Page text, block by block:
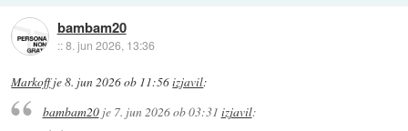
bambam20
::8. jun 2026, 13:36
Markoffje8. jun 2026 ob 11:56izjavil:
bambam20je 7. jun 2026 ob 03:31 izjavil: